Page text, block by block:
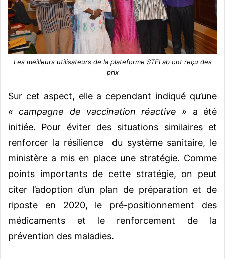
Les meilleurs utilisateurs de la plateforme STELab ont reçu des
prix
Sur cet aspect, elle a cependant indiqué qu’une
« campagne de vaccination réactive » a été
initiée. Pour éviter des situations similaires et
renforcer la résilience du système sanitaire, le
ministère a mis en place une stratégie. Comme
points importants de cette stratégie, on peut
citer l’adoption d’un plan de préparation et de
riposte en 2020, le pré-positionnement des
médicaments et le renforcement de la
prévention des maladies.